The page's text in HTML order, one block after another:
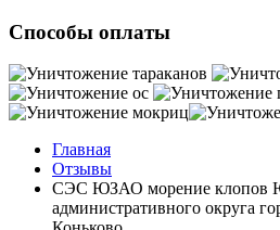
Способы оплаты
Главная
Отзывы
СЭС ЮЗАО морение клопов
административного округа